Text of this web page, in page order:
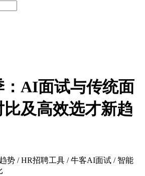
：AI面试与传统面
及高效选才新趋
势 / HR招聘工具 / 牛客AI面试 / 智能